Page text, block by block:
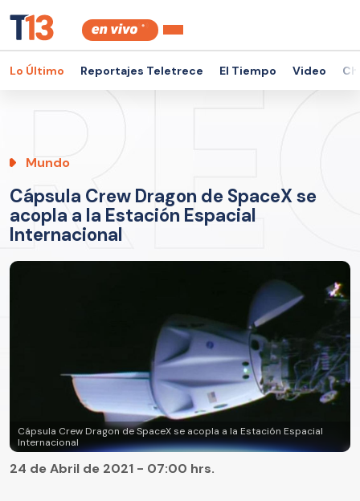
Lo Último Reportajes Teletrece El Tiempo Video
Mundo
Cápsula Crew Dragon de SpaceX se
acopla a la Estación Espacial
Internacional
Cápsula Crew Dragon de SpaceX se acopla a la Estación Espacial
Internacional
24 de Abril de 2021 - 07:00 hrs.